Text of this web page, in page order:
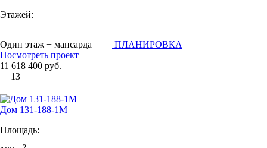
Этажей:
Один этаж + мансарда
ПЛАНИРОВКА
Посмотреть проект
11 618 400 руб.
13
Дом 131-188-1М
Площадь: